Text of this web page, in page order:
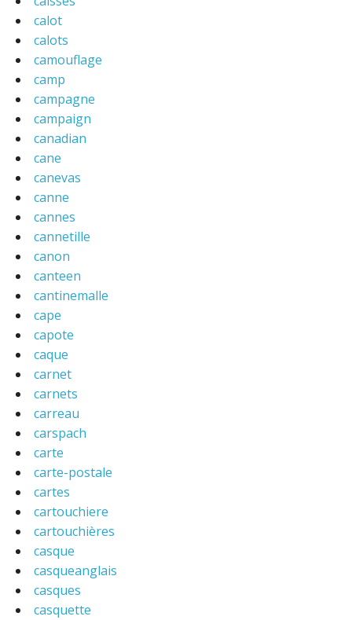
calot
calots
camouflage
camp
campagne
campaign
canadian
cane
canevas
canne
cannes
cannetille
canon
canteen
cantinemalle
cape
capote
caque
carnet
carnets
carreau
carspach
carte
carte-postale
cartes
cartouchiere
cartouchières
casque
casqueanglais
casques
casquette